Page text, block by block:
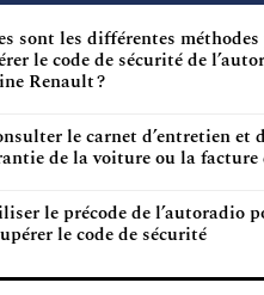
sont les différentes
le code de sécurité de
Renault ?
le carnet d’entretien et
de la voiture ou la facture
le précode de l’autoradio
le code de sécurité